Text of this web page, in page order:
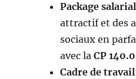
Package
attractif et des
sociaux en
avec laCP
Cadre de travail